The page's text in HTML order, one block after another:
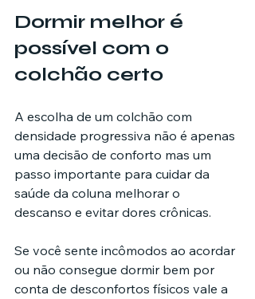
Dormir melhor é
possível com o
colchão certo
A escolha de um colchão com
densidade progressiva não é apenas
uma decisão de conforto mas um
passo importante para cuidar da
saúde da coluna melhorar o
descanso e evitar dores crônicas.
Se você sente incômodos ao acordar
ou não consegue dormir bem por
conta de desconfortos físicos vale a